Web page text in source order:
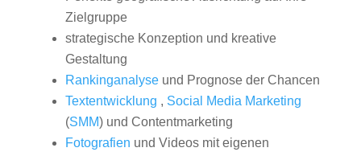
Zielgruppe
strategische Konzeption und kreative
Gestaltung
Rankinganalyseund Prognose der Chancen
Textentwicklung , Social Media Marketing
(SMM) und Contentmarketing
Fotografien und Videos mit eigenen